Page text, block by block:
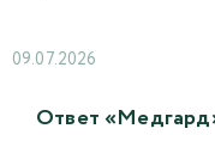
09.07.2026
Ответ